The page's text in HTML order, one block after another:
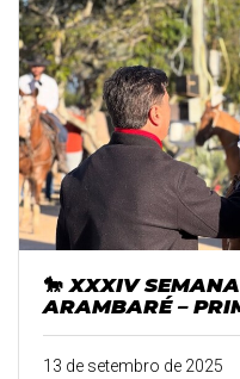
🐎 XXXIV
ARAMBARÉ –
13 de setembro de 2025